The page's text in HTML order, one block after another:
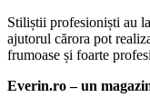
Stiliștii profesioniști au
ajutorul cărora pot
frumoase și foarte
Everin.ro – un